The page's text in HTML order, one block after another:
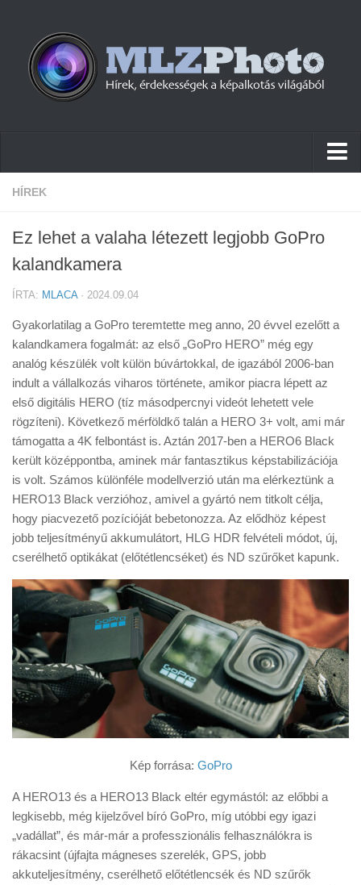
Hírek
Cikkek
Tudástár
Tanácsok
Érdekességek
Helyszíni Riport
E-BB
HÍREK
Ez lehet a valaha létezett legjobb GoPro
kalandkamera
ÍRTA: MLACA· 2024.09.04
Gyakorlatilag a GoPro teremtette meg anno, 20 évvel ezelőtt a
kalandkamera fogalmát: az első „GoPro HERO” még egy
analóg készülék volt külön búvártokkal, de igazából 2006-ban
indult a vállalkozás viharos története, amikor piacra lépett az
első digitális HERO (tíz másodpercnyi videót lehetett vele
rögzíteni). Következő mérföldkő talán a HERO 3+ volt, ami már
támogatta a 4K felbontást is. Aztán 2017-ben a HERO6 Black
került középpontba, aminek már fantasztikus képstabilizációja
is volt. Számos különféle modellverzió után ma elérkeztünk a
HERO13 Black verzióhoz, amivel a gyártó nem titkolt célja,
hogy piacvezető pozícióját bebetonozza. Az elődhöz képest
jobb teljesítményű akkumulátort, HLG HDR felvételi módot, új,
cserélhető optikákat (előtétlencséket) és ND szűrőket kapunk.
Kép forrása: GoPro
A HERO13 és a HERO13 Black eltér egymástól: az előbbi a
legkisebb, még kijelzővel bíró GoPro, míg utóbbi egy igazi
„vadállat”, és már-már a professzionális felhasználókra is
rákacsint (újfajta mágneses szerelék, GPS, jobb
akkuteljesítmény, cserélhető előtétlencsék és ND szűrők